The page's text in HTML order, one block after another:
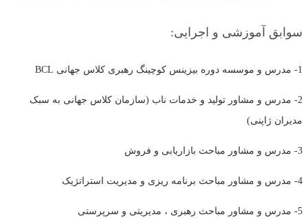
سوابق آموزشی و اجرایی:
1- مدرس و موسسه دوره بیزینس کوچینگ رهبری کلاس جهانی BCL
2- مدرس و مشاور تولید و خدمات ناب (سازمان کلاس جهانی به سبک
مدیران ژاپنی)
3- مدرس و مشاور مباحث بازاریابی و فروش
4- مدرس و مشاور مباحث برنامه ریزی و مدیریت استراتژیک
5- مدرس و مشاور مباحث رهبری ، مدیریتی و سرپرستی